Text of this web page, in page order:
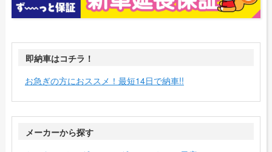
即納車はコチラ！
お急ぎの方におススメ！最短14日で納車!!
メーカーから探す